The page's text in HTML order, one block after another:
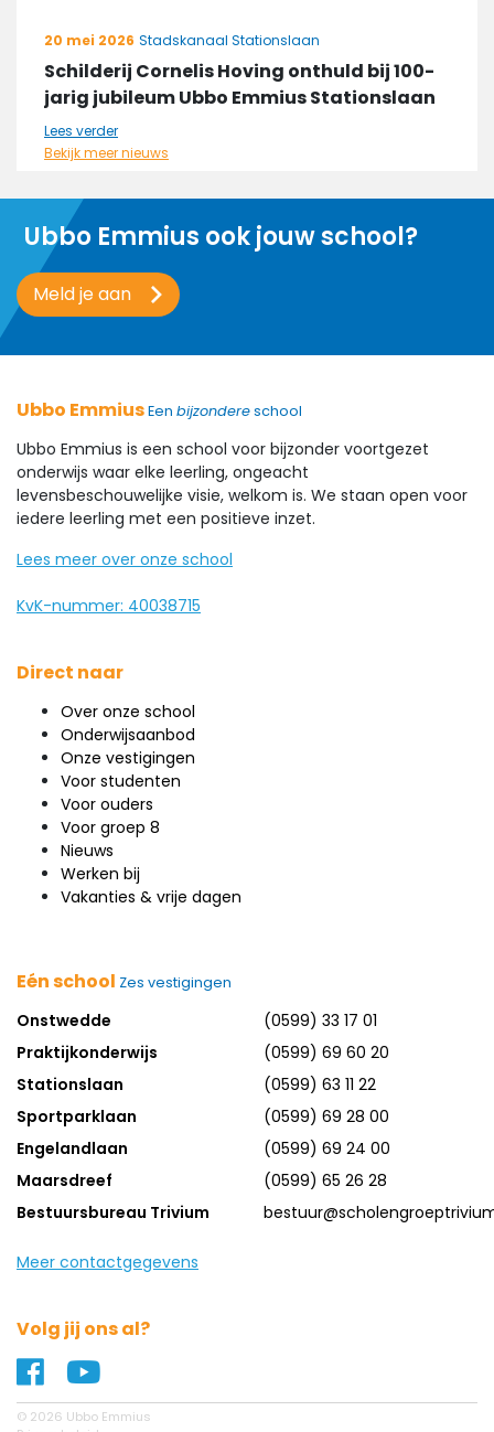
20 mei 2026 Stadskanaal Stationslaan
Schilderij Cornelis Hoving onthuld bij 100-
jarig jubileum Ubbo Emmius Stationslaan
Lees verder
Bekijk meer nieuws
Ubbo Emmius ook jouw school?
Meld je aan
Ubbo EmmiusEen bijzondereschool
Ubbo Emmius is een school voor bijzonder voortgezet
onderwijs waar elke leerling, ongeacht
levensbeschouwelijke visie, welkom is. We staan open voor
iedere leerling met een positieve inzet.
Lees meer over onze school
KvK-nummer: 40038715
Direct naar
Over onze school
Onderwijsaanbod
Onze vestigingen
Voor studenten
Voor ouders
Voor groep 8
Nieuws
Werken bij
Vakanties & vrije dagen
Eén school Zes vestigingen
Onstwedde
(0599) 33 17 01
Praktijkonderwijs
(0599) 69 60 20
Stationslaan
(0599) 63 11 22
Sportparklaan
(0599) 69 28 00
Engelandlaan
(0599) 69 24 00
Maarsdreef
(0599) 65 26 28
Bestuursbureau Trivium
Meer contactgegevens
Volg jij ons al?
Naar ons Facebook profiel
© 2026 Ubbo Emmius